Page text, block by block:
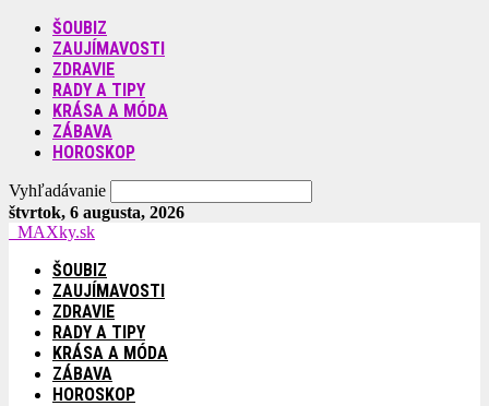
ŠOUBIZ
ZAUJÍMAVOSTI
ZDRAVIE
RADY A TIPY
KRÁSA A MÓDA
ZÁBAVA
HOROSKOP
Vyhľadávanie
štvrtok, 6 augusta, 2026
MAXky.sk
ŠOUBIZ
ZAUJÍMAVOSTI
ZDRAVIE
RADY A TIPY
KRÁSA A MÓDA
ZÁBAVA
HOROSKOP